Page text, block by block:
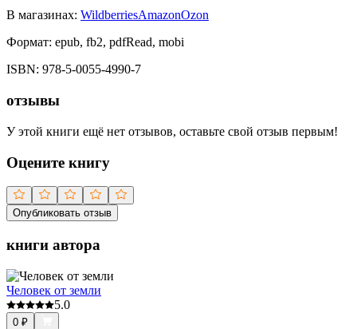
В магазинах: WildberriesAmazonOzon
Формат: epub, fb2, pdfRead, mobi
ISBN: 978-5-0055-4990-7
отзывы
У этой книги ещё нет отзывов, оставьте свой отзыв первым!
Оцените книгу
Опубликовать отзыв
книги автора
Человек от земли
5.0
0 ₽